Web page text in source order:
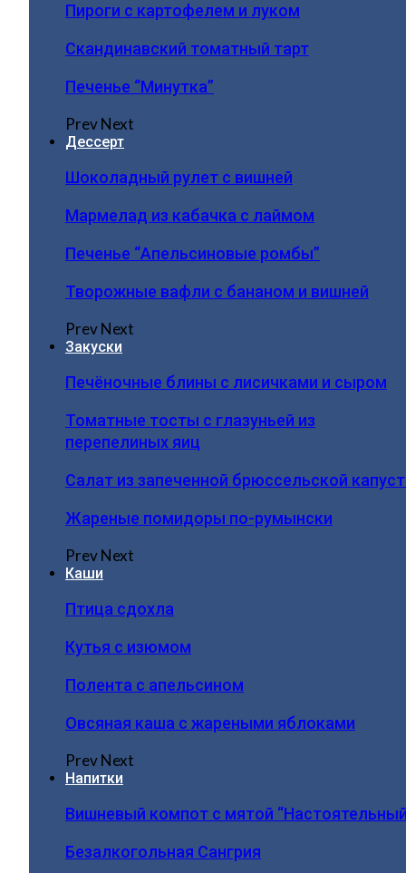
Пироги c картофелем и луком
Скандинавский томатный тарт
Печенье “Минутка”
PrevNext
Дессерт
Шоколадный рулет с вишней
Мармелад из кабачка с лаймом
Печенье “Апельсиновые ромбы”
Творожные вафли с бананом и вишней
PrevNext
Закуски
Печёночные блины с лисичками и сыром
Томатные тосты с глазуньей из
перепелиных яиц
Салат из запеченной брюссельской
Жареные помидоры по-румынски
PrevNext
Каши
Птица сдохла
Кутья с изюмом
Полента с апельсином
Овсяная каша с жареными яблоками
PrevNext
Напитки
Вишневый компот с мятой
Безалкогольная Сангрия